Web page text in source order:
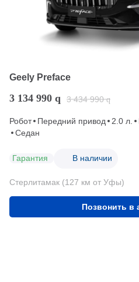
Geely Preface
3 134 990 q 3 434 990 q
Робот Передний привод 2.0 л.
Седан
Гарантия В наличии
Стерлитамак (127 км от Уфы)
Позвонить в